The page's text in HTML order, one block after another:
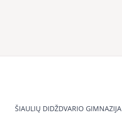
ŠIAULIŲ DIDŽDVARIO GIMNAZIJA